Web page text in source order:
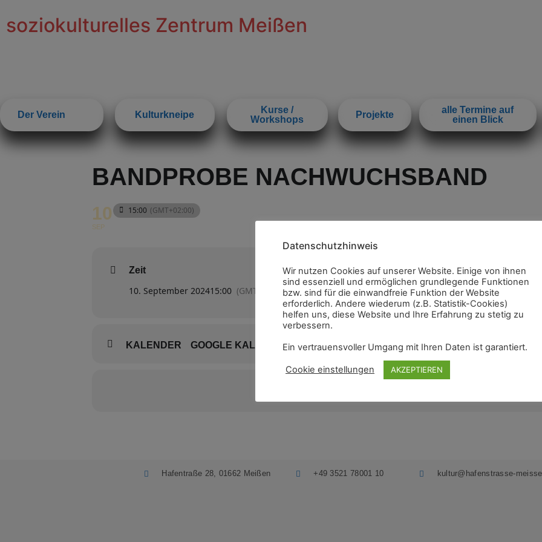
soziokulturelles Zentrum Meißen
Der Verein Kulturkneipe
Kurse /
Workshops
Projekte
alle Termine auf
einen Blick
BANDPROBE NACHWUCHSBAND
10
SEP
15:00 (GMT+02:00)
Zeit
10. September 202415:00 (GMT+02:00)
KALENDER GOOGLE KALENDER
Hafentraße 28, 01662 Meißen +49 3521 78001 10 kultur@hafenstrasse-
Datenschutzhinweis
Wir nutzen Cookies auf unserer Website. Einige von ihnen
sind essenziell und ermöglichen grundlegende Funktionen
bzw. sind für die einwandfreie Funktion der Website
erforderlich. Andere wiederum (z.B. Statistik-Cookies)
helfen uns, diese Website und Ihre Erfahrung zu stetig zu
verbessern.
Ein vertrauensvoller Umgang mit Ihren Daten ist garantiert.
Cookie einstellungen AKZEPTIEREN